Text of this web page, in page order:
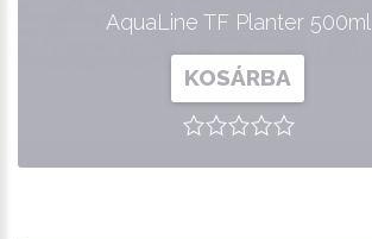
AquaLine TF Planter 500ml
KOSÁRBA